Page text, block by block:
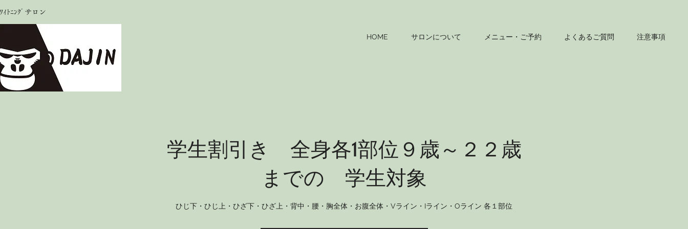
ﾄﾆﾝｸﾞサロン
HOME サロンについて メニュー・ご予約 よくあるご質問 注意事項
学生割引き 全身各1部位９歳～２２歳
までの 学生対象
ひじ下・ひじ上・ひざ下・ひざ上・背中・腰・胸全体・お腹全体・Vライン・Iライン・Oライン 各１部位